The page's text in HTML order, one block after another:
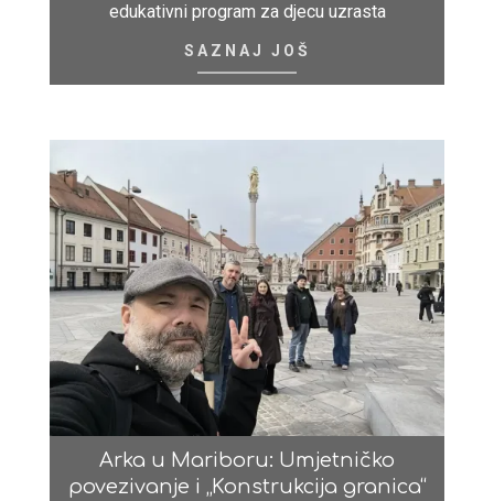
edukativni program za djecu uzrasta
SAZNAJ JOŠ
Arka u Mariboru: Umjetničko
povezivanje i „Konstrukcija granica“